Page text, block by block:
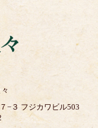
−３ フジカワビル503